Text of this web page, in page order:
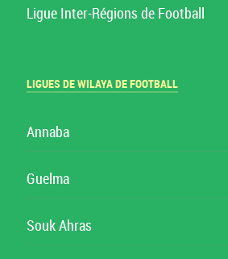
Ligue Inter-Régions de Football
LIGUES DE WILAYA DE FOOTBALL
Annaba
Guelma
Souk Ahras